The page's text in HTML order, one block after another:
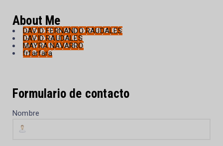
About Me
DAVID FERNANDO RAUDALES
DAVID RAUDALES
MAYRA NAVARRO
frfarfara
Formulario de contacto
Nombre